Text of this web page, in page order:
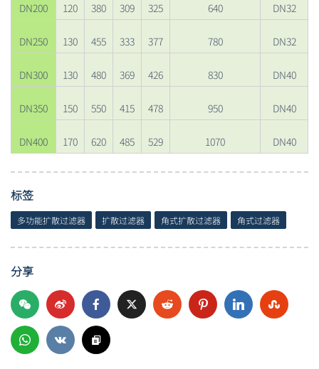
DN200 120 380 309 325 640 DN32
DN250 130 455 333 377 780 DN32
DN300 130 480 369 426 830 DN40
DN350 150 550 415 478 950 DN40
DN400 170 620 485 529 1070 DN40
标签
多功能扩散过滤器 扩散过滤器 角式扩散过滤器 角式过滤器
分享